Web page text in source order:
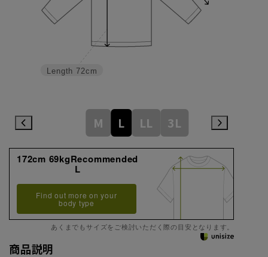
Length 72cm
M L LL 3L
172cm 69kgRecommended
L
Find out more on your
body type
あくまでもサイズをご検討いただく際の目安となります。
商品説明